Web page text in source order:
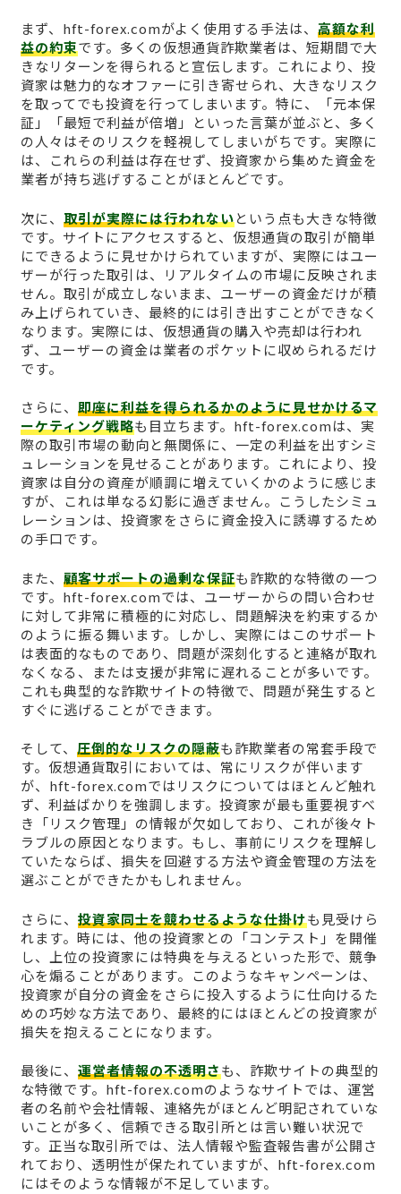
まず、hft-forex.comがよく使用する手法は、 高額な利
益の約束です。多くの仮想通貨詐欺業者は、短期間で大
きなリターンを得られると宣伝します。これにより、投
資家は魅力的なオファーに引き寄せられ、大きなリスク
を取ってでも投資を行ってしまいます。特に、「元本保
証」「最短で利益が倍増」といった言葉が並ぶと、多く
の人々はそのリスクを軽視してしまいがちです。実際に
は、これらの利益は存在せず、投資家から集めた資金を
業者が持ち逃げすることがほとんどです。
次に、 取引が実際には行われないという点も大きな特徴
です。サイトにアクセスすると、仮想通貨の取引が簡単
にできるように見せかけられていますが、実際にはユー
ザーが行った取引は、リアルタイムの市場に反映されま
せん。取引が成立しないまま、ユーザーの資金だけが積
み上げられていき、最終的には引き出すことができなく
なります。実際には、仮想通貨の購入や売却は行われ
ず、ユーザーの資金は業者のポケットに収められるだけ
です。
さらに、 即座に利益を得られるかのように見せかけるマ
ーケティング戦略も目立ちます。hft-forex.comは、実
際の取引市場の動向と無関係に、一定の利益を出すシミ
ュレーションを見せることがあります。これにより、投
資家は自分の資産が順調に増えていくかのように感じま
すが、これは単なる幻影に過ぎません。こうしたシミュ
レーションは、投資家をさらに資金投入に誘導するため
の手口です。
また、 顧客サポートの過剰な保証も詐欺的な特徴の一つ
です。hft-forex.comでは、ユーザーからの問い合わせ
に対して非常に積極的に対応し、問題解決を約束するか
のように振る舞います。しかし、実際にはこのサポート
は表面的なものであり、問題が深刻化すると連絡が取れ
なくなる、または支援が非常に遅れることが多いです。
これも典型的な詐欺サイトの特徴で、問題が発生すると
すぐに逃げることができます。
そして、 圧倒的なリスクの隠蔽も詐欺業者の常套手段で
す。仮想通貨取引においては、常にリスクが伴います
が、hft-forex.comではリスクについてはほとんど触れ
ず、利益ばかりを強調します。投資家が最も重要視すべ
き「リスク管理」の情報が欠如しており、これが後々ト
ラブルの原因となります。もし、事前にリスクを理解し
ていたならば、損失を回避する方法や資金管理の方法を
選ぶことができたかもしれません。
さらに、 投資家同士を競わせるような仕掛けも見受けら
れます。時には、他の投資家との「コンテスト」を開催
し、上位の投資家には特典を与えるといった形で、競争
心を煽ることがあります。このようなキャンペーンは、
投資家が自分の資金をさらに投入するように仕向けるた
めの巧妙な方法であり、最終的にはほとんどの投資家が
損失を抱えることになります。
最後に、 運営者情報の不透明さも、詐欺サイトの典型的
な特徴です。hft-forex.comのようなサイトでは、運営
者の名前や会社情報、連絡先がほとんど明記されていな
いことが多く、信頼できる取引所とは言い難い状況で
す。正当な取引所では、法人情報や監査報告書が公開さ
れており、透明性が保たれていますが、hft-forex.com
にはそのような情報が不足しています。